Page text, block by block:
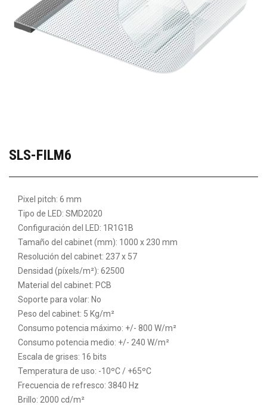
SLS-FILM6
Pixel pitch: 6 mm
Tipo de LED: SMD2020
Configuración del LED: 1R1G1B
Tamaño del cabinet (mm): 1000 x 230 mm
Resolución del cabinet: 237 x 57
Densidad (píxels/m²): 62500
Material del cabinet: PCB
Soporte para volar: No
Peso del cabinet: 5 Kg/m²
Consumo potencia máximo: +/- 800 W/m²
Consumo potencia medio: +/- 240 W/m²
Escala de grises: 16 bits
Temperatura de uso: -10ºC / +65ºC
Frecuencia de refresco: 3840 Hz
Brillo: 2000 cd/m²